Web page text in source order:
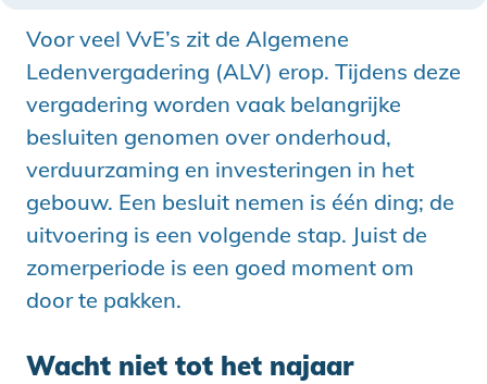
Voor veel VvE’s zit de Algemene
Ledenvergadering (ALV) erop. Tijdens deze
vergadering worden vaak belangrijke
besluiten genomen over onderhoud,
verduurzaming en investeringen in het
gebouw. Een besluit nemen is één ding; de
uitvoering is een volgende stap. Juist de
zomerperiode is een goed moment om
door te pakken.
Wacht niet tot het najaar